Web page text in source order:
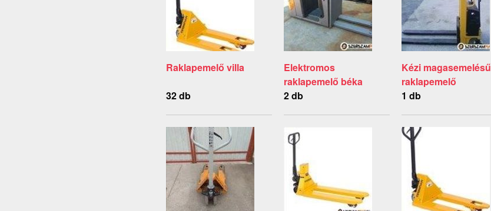
Raklapemelő villa
32 db
Elektromos
raklapemelő béka
2 db
Kézi magasemelésű
raklapemelő
1 db